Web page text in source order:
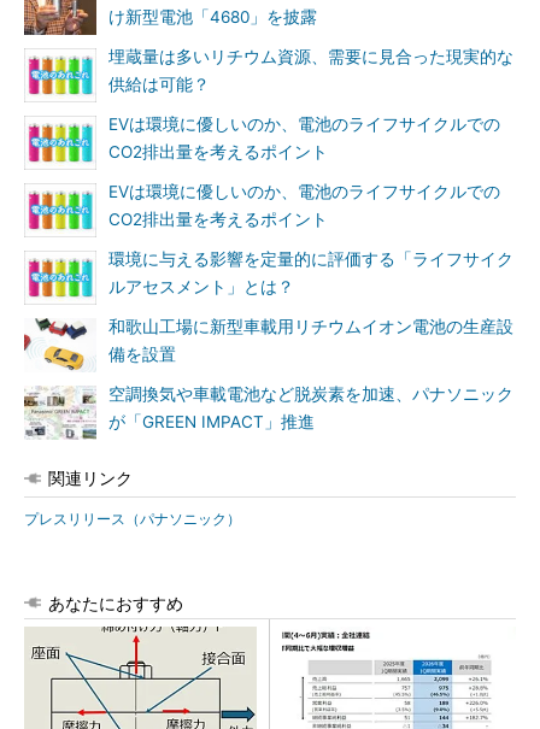
け新型電池「4680」を披露
埋蔵量は多いリチウム資源、需要に見合った現実的な
供給は可能？
EVは環境に優しいのか、電池のライフサイクルでの
CO2排出量を考えるポイント
EVは環境に優しいのか、電池のライフサイクルでの
CO2排出量を考えるポイント
環境に与える影響を定量的に評価する「ライフサイク
ルアセスメント」とは？
和歌山工場に新型車載用リチウムイオン電池の生産設
備を設置
空調換気や車載電池など脱炭素を加速、パナソニック
が「GREEN IMPACT」推進
関連リンク
プレスリリース（パナソニック）
あなたにおすすめ